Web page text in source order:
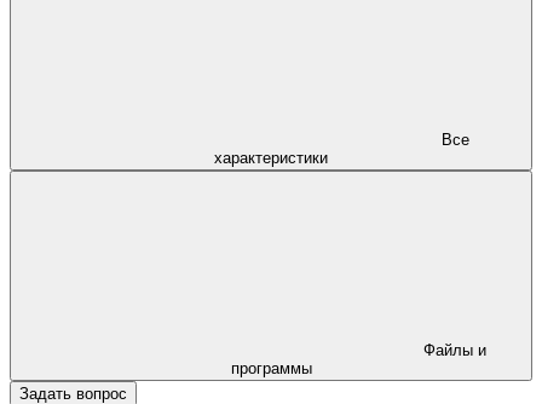
характеристики
программы
Задать вопрос